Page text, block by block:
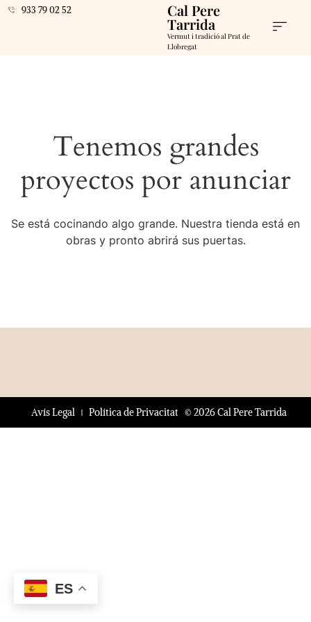
933 79 02 52 Cal Pere
Tarrida
Vermut i tradició al Prat de
Llobregat
Tenemos grandes
proyectos por anunciar
Se está cocinando algo grande. Nuestra tienda está en
obras y pronto abrirá sus puertas.
© 2026 Cal Pere Tarrida
Avís Legal Política de Privacitat
ES